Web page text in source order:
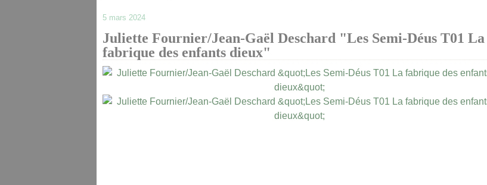
5 mars 2024
Juliette Fournier/Jean-Gaël Deschard "Les Semi-Déus T01 La
fabrique des enfants dieux"